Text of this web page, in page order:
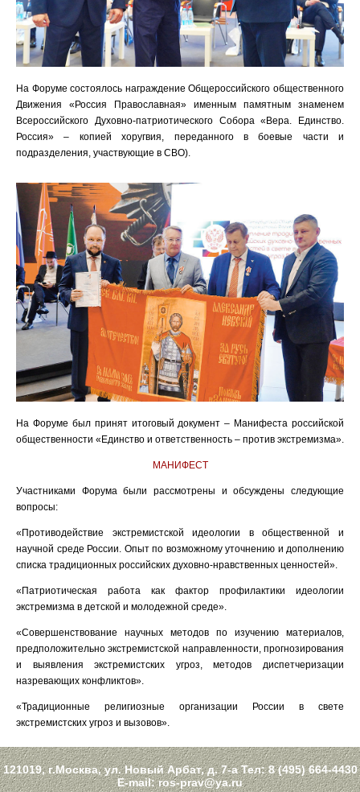
На Форуме состоялось награждение Общероссийского общественного
Движения «Россия Православная» именным памятным знаменем
Всероссийского Духовно-патриотического Собора «Вера. Единство.
Россия» – копией хоругвия, переданного в боевые части и
подразделения, участвующие в СВО).
На Форуме был принят итоговый документ – Манифеста российской
общественности «Единство и ответственность – против экстремизма».
МАНИФЕСТ
Участниками Форума были рассмотрены и обсуждены следующие
вопросы:
«Противодействие экстремистской идеологии в общественной и
научной среде России. Опыт по возможному уточнению и дополнению
списка традиционных российских духовно-нравственных ценностей».
«Патриотическая работа как фактор профилактики идеологии
экстремизма в детской и молодежной среде».
«Совершенствование научных методов по изучению материалов,
предположительно экстремистской направленности, прогнозирования
и выявления экстремистских угроз, методов диспетчеризации
назревающих конфликтов».
«Традиционные религиозные организации России в свете
экстремистских угроз и вызовов».
121019, г.Москва, ул. Новый Арбат, д. 7-а Тел:8 (495) 664-4430
E-mail:ros-prav@ya.ru